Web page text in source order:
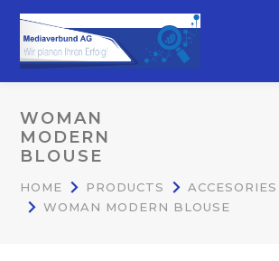
WOMAN
MODERN
BLOUSE
HOME PRODUCTS
ACCESORIES
WOMAN MODERN BLOUSE